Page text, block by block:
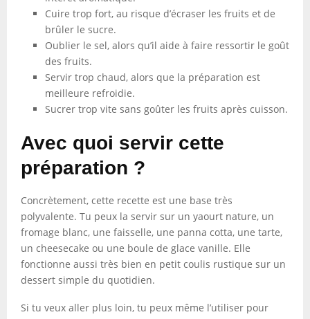
Cuire trop fort, au risque d’écraser les fruits et de
brûler le sucre.
Oublier le sel, alors qu’il aide à faire ressortir le goût
des fruits.
Servir trop chaud, alors que la préparation est
meilleure refroidie.
Sucrer trop vite sans goûter les fruits après cuisson.
Avec quoi servir cette
préparation ?
Concrètement, cette recette est une base très
polyvalente. Tu peux la servir sur un yaourt nature, un
fromage blanc, une faisselle, une panna cotta, une tarte,
un cheesecake ou une boule de glace vanille. Elle
fonctionne aussi très bien en petit coulis rustique sur un
dessert simple du quotidien.
Si tu veux aller plus loin, tu peux même l’utiliser pour